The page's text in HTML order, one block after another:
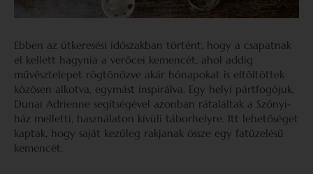
Ebben az útkeresési időszakban történt, hogy a csapatnak
el kellett hagynia a verőcei kemencét, ahol addig
művésztelepet rögtönözve akár hónapokat is eltöltöttek
közösen alkotva, egymást inspirálva. Egy helyi pártfogójuk,
Dunai Adrienne segítségével azonban rátaláltak a Szőnyi-
ház melletti, használaton kívüli táborhelyre. Itt lehetőséget
kaptak, hogy saját kezűleg rakjanak össze egy fatüzelésű
kemencét.